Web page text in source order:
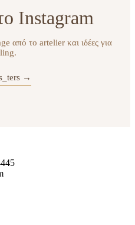
Instagram
από το artelier και ιδέες για
→